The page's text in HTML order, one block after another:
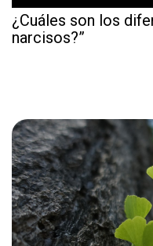
¿Cuáles son los
narcisos?”